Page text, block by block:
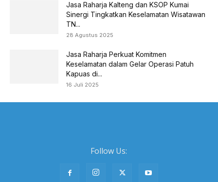
Jasa Raharja Kalteng dan KSOP Kumai
Sinergi Tingkatkan Keselamatan Wisatawan
TN...
28 Agustus 2025
Jasa Raharja Perkuat Komitmen
Keselamatan dalam Gelar Operasi Patuh
Kapuas di...
16 Juli 2025
Follow Us: